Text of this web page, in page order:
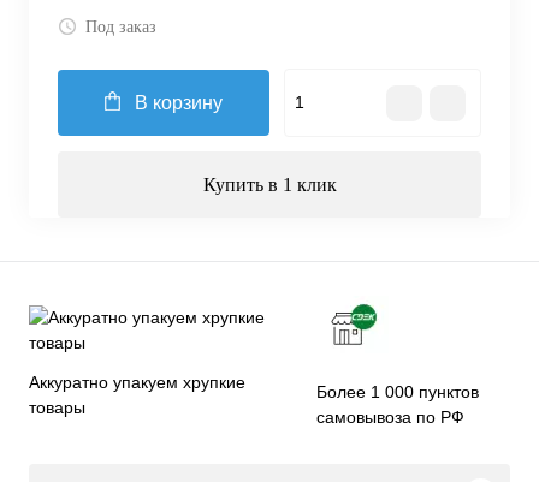
Под заказ
В корзину
Купить в 1 клик
Аккуратно упакуем хрупкие
товары
Более 1 000 пунктов
самовывоза по РФ